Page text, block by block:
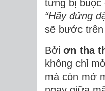
từng bị buộc
“Hãy đứng
sẽ bước
Bởi ơn tha
không chỉ
mà còn mở